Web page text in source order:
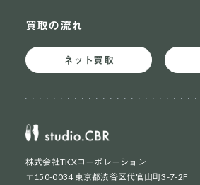
株式会社TKXコーポレーション
〒150-0034 東京都渋谷区代官山町3-7-2F
買取の流れ
ネット買取